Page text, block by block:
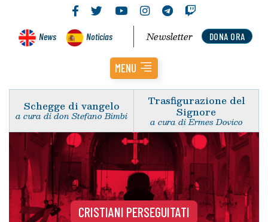
News Noticias DONA ORA
Newsletter
MENU
Schegge di vangelo
a cura di don Stefano Bimbi
Trasfigurazione del
Signore
a cura di Ermes Dovico
CRISTIANI PERSEGUITATI